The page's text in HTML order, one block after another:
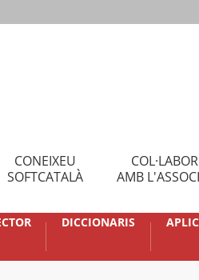
CONEIXEU
SOFTCATALÀ
AMB
DICCIONARIS